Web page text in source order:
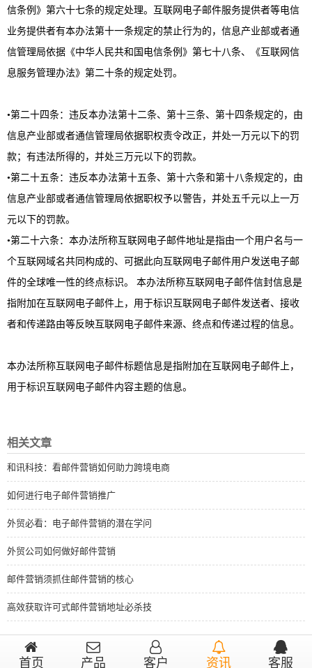
信条例》第六十七条的规定处理。互联网电子邮件服务提供者等电信
业务提供者有本办法第十一条规定的禁止行为的，信息产业部或者通
信管理局依据《中华人民共和国电信条例》第七十八条、《互联网信
息服务管理办法》第二十条的规定处罚。
•第二十四条：违反本办法第十二条、第十三条、第十四条规定的，由
信息产业部或者通信管理局依据职权责令改正，并处一万元以下的罚
款；有违法所得的，并处三万元以下的罚款。
•第二十五条：违反本办法第十五条、第十六条和第十八条规定的，由
信息产业部或者通信管理局依据职权予以警告，并处五千元以上一万
元以下的罚款。
•第二十六条：本办法所称互联网电子邮件地址是指由一个用户名与一
个互联网域名共同构成的、可据此向互联网电子邮件用户发送电子邮
件的全球唯一性的终点标识。 本办法所称互联网电子邮件信封信息是
指附加在互联网电子邮件上，用于标识互联网电子邮件发送者、接收
者和传递路由等反映互联网电子邮件来源、终点和传递过程的信息。
本办法所称互联网电子邮件标题信息是指附加在互联网电子邮件上，
用于标识互联网电子邮件内容主题的信息。
相关文章
和讯科技：看邮件营销如何助力跨境电商
如何进行电子邮件营销推广
外贸必看：电子邮件营销的潜在学问
外贸公司如何做好邮件营销
邮件营销须抓住邮件营销的核心
高效获取许可式邮件营销地址必杀技
首页 产品 客户 资讯 客服